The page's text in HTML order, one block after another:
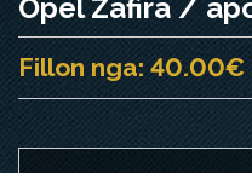
Opel Zafira /
Fillon nga: